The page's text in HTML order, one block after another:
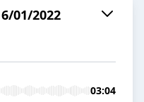
01/2022
03:04